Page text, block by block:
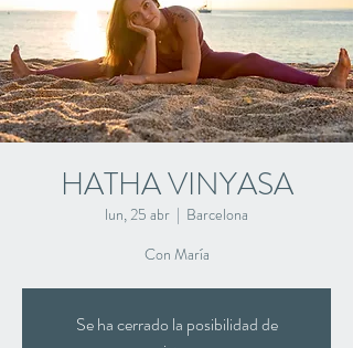
HATHA VINYASA
lun, 25 abr
  |
Barcelona
Con María
Se ha cerrado la posibilidad de